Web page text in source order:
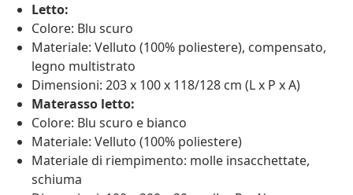
Letto:
Colore: Blu scuro
Materiale: Velluto (100% poliestere), compensato,
legno multistrato
Dimensioni: 203 x 100 x 118/128 cm (L x P x A)
Materasso letto:
Colore: Blu scuro e bianco
Materiale: Velluto (100% poliestere)
Materiale di riempimento: molle insacchettate,
schiuma